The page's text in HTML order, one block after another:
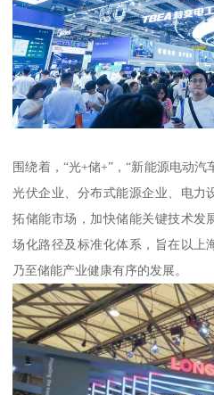
围绕着，“光+储+”，“新能源电动
光伏企业、分布式能源企业、电力
拓储能市场，加快储能关键技术发
场化路径及标准化体系，旨在以上
乃至储能产业健康有序的发展。